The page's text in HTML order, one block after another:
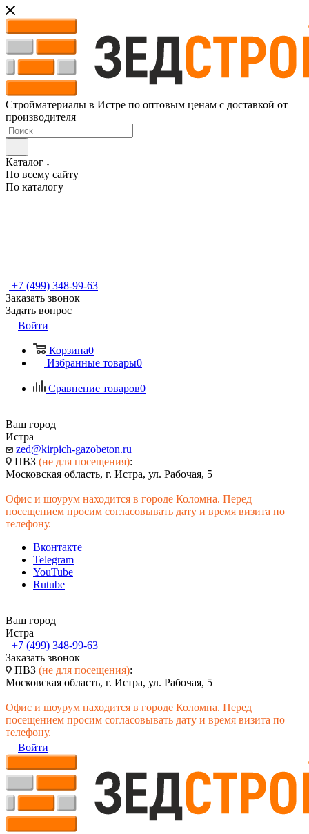
Стройматериалы в Истре по оптовым ценам с доставкой от
производителя
Каталог
По всему сайту
По каталогу
+7 (499) 348-99-63
Заказать звонок
Задать вопрос
Войти
Корзина0
Избранные товары0
Сравнение товаров0
Ваш город
Истра
zed@kirpich-gazobeton.ru
ПВЗ (не для посещения):
Московская область, г. Истра, ул. Рабочая, 5
Офис и шоурум находится в городе Коломна. Перед
посещением просим согласовывать дату и время визита по
телефону.
Вконтакте
Telegram
YouTube
Rutube
Ваш город
Истра
+7 (499) 348-99-63
Заказать звонок
ПВЗ (не для посещения):
Московская область, г. Истра, ул. Рабочая, 5
Офис и шоурум находится в городе Коломна. Перед
посещением просим согласовывать дату и время визита по
телефону.
Войти